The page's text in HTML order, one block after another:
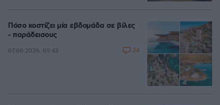
Πόσο κοστίζει μία εβδομάδα σε βίλες
- παράδεισους
07.08.2026, 09:43 24